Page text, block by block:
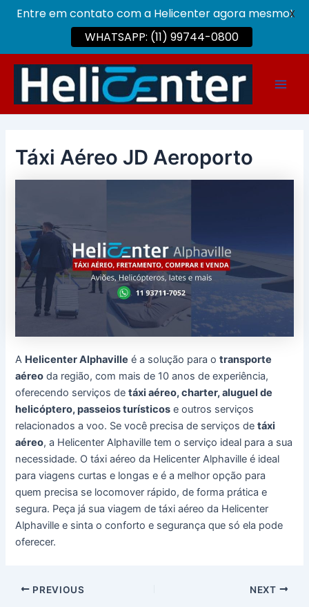
conteúdo
Táxi Aéreo JD Aeroporto
A Helicenter Alphaville é a solução para otransporte
aéreo da região, com mais de 10 anos de experiência,
oferecendo serviços detáxi aéreo, charter, aluguel de
helicóptero, passeios turísticos e outros serviços
relacionados a voo. Se você precisa de serviços detáxi
aéreo, a Helicenter Alphaville tem o serviço ideal para a sua
necessidade. O táxi aéreo da Helicenter Alphaville é ideal
para viagens curtas e longas e é a melhor opção para
quem precisa se locomover rápido, de forma prática e
segura. Peça já sua viagem de táxi aéreo da Helicenter
Alphaville e sinta o conforto e segurança que só ela pode
oferecer.
Post
PREVIOUS NEXT
Entre em contato com a Helicenter agora mesmo!
WHATSAPP: (11) 99744-0800
X